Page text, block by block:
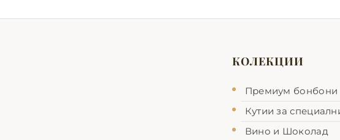
КОЛЕКЦИИ
Премиум бонбони
Кутии за
Вино и Шоколад